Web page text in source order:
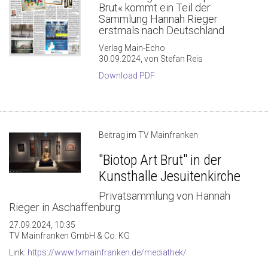
Brut« kommt ein Teil der
Sammlung Hannah Rieger
erstmals nach Deutschland
Verlag Main-Echo
30.09.2024, von Stefan Reis
Download PDF
Beitrag im TV Mainfranken
"Biotop Art Brut" in der
Kunsthalle Jesuitenkirche
Privatsammlung von Hannah
Rieger in Aschaffenburg
27.09.2024, 10:35
TV Mainfranken GmbH & Co. KG
Link: https://www.tvmainfranken.de/mediathek/